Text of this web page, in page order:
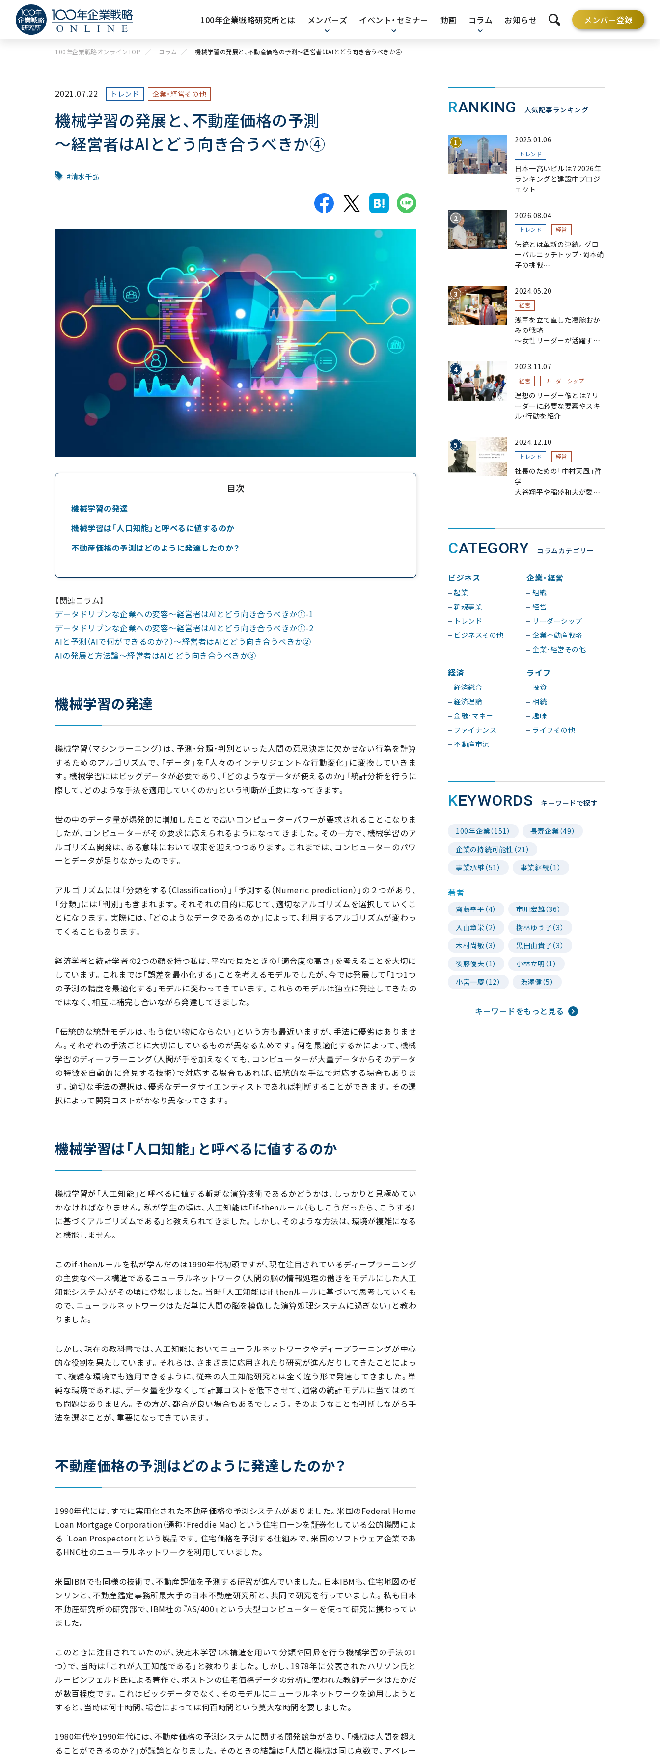
100年企業戦略研究所とは メンバーズ イベント・セミナー 動画 コラム お知らせ 検索を開く メンバー登録
100年企業戦略オンラインTOP コラム 機械学習の発展と、不動産価格の予測～経営者はAIとどう向き合うべきか④
2021.07.22 トレンド 企業・経営その他
機械学習の発展と、不動産価格の予測
～経営者はAIとどう向き合うべきか④
清水千弘
目次
機械学習の発達
機械学習は「人口知能」と呼べるに値するのか
不動産価格の予測はどのように発達したのか？
【関連コラム】
データドリブンな企業への変容～経営者はAIとどう向き合うべきか①-1
データドリブンな企業への変容～経営者はAIとどう向き合うべきか①-2
AIと予測（AIで何ができるのか？）～経営者はAIとどう向き合うべきか②
AIの発展と方法論～経営者はAIとどう向き合うべきか③
機械学習の発達
機械学習（マシンラーニング）は、予測・分類・判別といった人間の意思決定に欠かせない行為を計算
するためのアルゴリズムで、「データ」を「人々のインテリジェントな行動変化」に変換していきま
す。機械学習にはビッグデータが必要であり、「どのようなデータが使えるのか」「統計分析を行うに
際して、どのような手法を適用していくのか」という判断が重要になってきます。
世の中のデータ量が爆発的に増加したことで高いコンピューターパワーが要求されることになりま
したが、コンピューターがその要求に応えられるようになってきました。その一方で、機械学習のア
ルゴリズム開発は、ある意味において収束を迎えつつあります。これまでは、コンピューターのパワ
ーとデータが足りなかったのです。
アルゴリズムには「分類をする（Classification）」「予測する（Numeric prediction）」の２つがあり、
「分類」には「判別」も含まれます。それぞれの目的に応じて、適切なアルゴリズムを選択していくこ
とになります。実際には、「どのようなデータであるのか」によって、利用するアルゴリズムが変わっ
てくることもあります。
経済学者と統計学者の2つの顔を持つ私は、平均で見たときの「適合度の高さ」を考えることを大切に
しています。これまでは「誤差を最小化する」ことを考えるモデルでしたが、今では発展して「1つ1つ
の予測の精度を最適化する」モデルに変わってきています。これらのモデルは独立に発達してきたの
ではなく、相互に補完し合いながら発達してきました。
「伝統的な統計モデルは、もう使い物にならない」という方も最近いますが、手法に優劣はありませ
ん。それぞれの手法ごとに大切にしているものが異なるためです。何を最適化するかによって、機械
学習のディープラーニング（人間が手を加えなくても、コンピューターが大量データからそのデータ
の特徴を自動的に発見する技術）で対応する場合もあれば、伝統的な手法で対応する場合もありま
す。適切な手法の選択は、優秀なデータサイエンティストであれば判断することができます。その選
択によって開発コストがかなり異なってきます。
機械学習は「人口知能」と呼べるに値するのか
機械学習が「人工知能」と呼べるに値する斬新な演算技術であるかどうかは、しっかりと見極めてい
かなければなりません。私が学生の頃は、人工知能は「if-thenルール（もしこうだったら、こうする）
に基づくアルゴリズムである」と教えられてきました。しかし、そのような方法は、環境が複雑になる
と機能しません。
このif-thenルールを私が学んだのは1990年代初頭ですが、現在注目されているディープラーニング
の主要なベース構造であるニューラルネットワーク（人間の脳の情報処理の働きをモデルにした人工
知能システム）がその頃に登場しました。当時「人工知能はif-thenルールに基づいて思考していくも
ので、ニューラルネットワークはただ単に人間の脳を模倣した演算処理システムに過ぎない」と教わ
りました。
しかし、現在の教科書では、人工知能においてニューラルネットワークやディープラーニングが中心
的な役割を果たしています。それらは、さまざまに応用されたり研究が進んだりしてきたことによっ
て、複雑な環境でも適用できるように、従来の人工知能研究とは全く違う形で発達してきました。単
純な環境であれば、データ量を少なくして計算コストを低下させて、通常の統計モデルに当てはめて
も問題はありません。その方が、都合が良い場合もあるでしょう。そのようなことも判断しながら手
法を選ぶことが、重要になってきています。
不動産価格の予測はどのように発達したのか？
1990年代には、すでに実用化された不動産価格の予測システムがありました。米国のFederal Home
Loan Mortgage Corporation（通称：Freddie Mac）という住宅ローンを証券化している公的機関によ
る『Loan Prospector』という製品です。住宅価格を予測する仕組みで、米国のソフトウェア企業であ
るHNC社のニューラルネットワークを利用していました。
米国IBMでも同様の技術で、不動産評価を予測する研究が進んでいました。日本IBMも、住宅地図のゼ
ンリンと、不動産鑑定事務所最大手の日本不動産研究所と、共同で研究を行っていました。私も日本
不動産研究所の研究部で、IBM社の『AS/400』という大型コンピューターを使って研究に携わってい
ました。
このときに注目されていたのが、決定木学習（木構造を用いて分類や回帰を行う機械学習の手法の1
つ）で、当時は「これが人工知能である」と教わりました。しかし、1978年に公表されたハリソン氏と
ルービンフェルド氏による著作で、ボストンの住宅価格データの分析に使われた教師データはたかだ
が数百程度です。これはビックデータでなく、そのモデルにニューラルネットワークを適用しようと
すると、当時は何十時間、場合によっては何百時間という莫大な時間を要しました。
1980年代や1990年代には、不動産価格の予測システムに関する開発競争があり、「機械は人間を超え
ることができるのか？」が議論となりました。そのときの結論は「人間と機械は同じ点数で、アベレー
RANKING 人気記事ランキング
2025.01.06
トレンド
日本一高いビルは？2026年
ランキングと建設中プロジ
ェクト
2026.08.04
トレンド 経営
伝統とは革新の連続。グロ
ーバルニッチトップ・岡本硝
子の挑戦
ラスにこだわり、ガラスを超
える経営戦略～
2024.05.20
経営
浅草を立て直した凄腕おか
みの戦略
〜女性リーダーが活躍する
2023.11.07
経営 リーダーシップ
理想のリーダー像とは？リ
ーダーに必要な要素やスキ
ル・行動を紹介
2024.12.10
トレンド 経営
社長のための「中村天風」哲
学
大谷翔平や稲盛和夫が愛読、
CATEGORY コラムカテゴリー
ビジネス
起業
新規事業
トレンド
ビジネスその他
企業・経営
組織
経営
リーダーシップ
企業不動産戦略
企業・経営その他
経済
経済総合
経済理論
金融・マネー
ファイナンス
不動産市況
ライフ
投資
相続
趣味
ライフその他
KEYWORDS キーワードで探す
100年企業（151）
長寿企業（49）
企業の持続可能性（21）
事業承継（51）
事業継続（1）
著者
齋藤幸平（4）
市川宏雄（36）
入山章栄（2）
樹林ゆう子（3）
木村尚敬（3）
黒田由貴子（3）
後藤俊夫（1）
小林立明（1）
小宮一慶（12）
渋澤健（5）
キーワードをもっと見る